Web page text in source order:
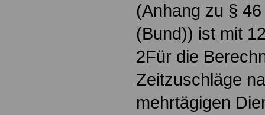
(Anhang zu §
(Bund)) ist mit
2Für die
Zeitzuschläge
mehrtägigen